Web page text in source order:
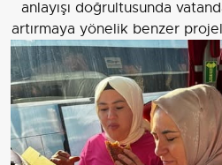
anlayışı doğrultusunda
artırmaya yönelik benzer